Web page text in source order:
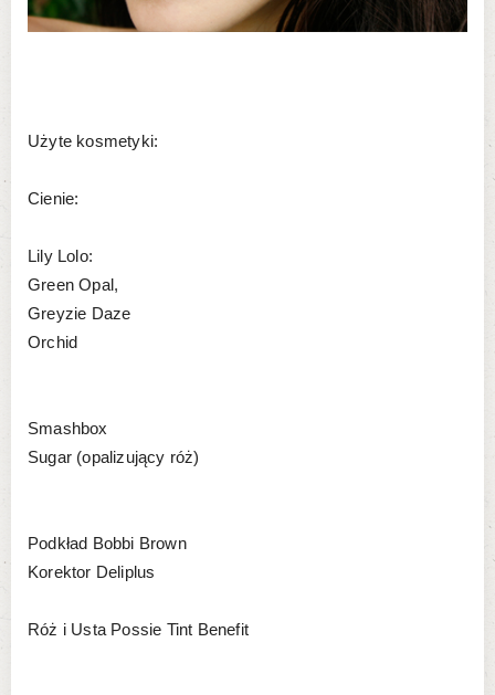
Użyte kosmetyki:
Cienie:
Lily Lolo:
Green Opal,
Greyzie Daze
Orchid
Smashbox
Sugar (opalizujący róż)
Podkład Bobbi Brown
Korektor Deliplus
Róż i Usta Possie Tint Benefit